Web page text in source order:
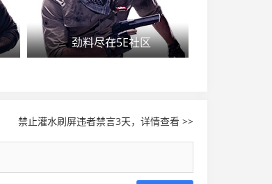
劲料尽在5E社区
禁止灌水刷屏违者禁言3天，详情查看 >>